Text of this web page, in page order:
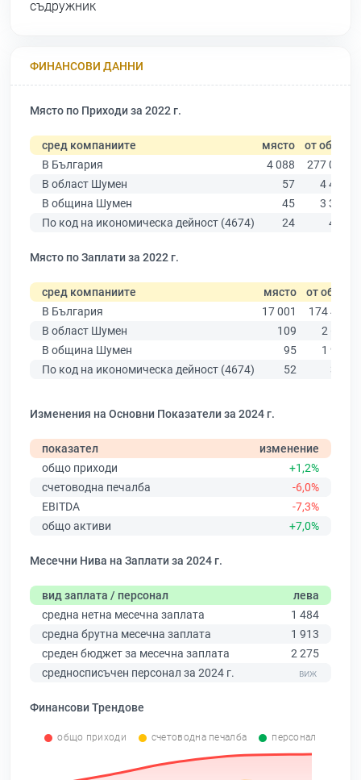
съдружник
ФИНАНСОВИ ДАННИ
Място по Приходи за 2022 г.
сред компаниите място от общо
В България
4 088
277 019
В област Шумен
57
4 480
В община Шумен
45
3 331
По код на икономическа дейност (4674)
24 400
Място по Заплати за 2022 г.
сред компаниите място от общо
В България
17 001
174 403
В област Шумен
109
2 635
В община Шумен
95
1 963
По код на икономическа дейност (4674)
52 305
Изменения на Основни Показатели за 2024 г.
показател
изменение
общо приходи
+1,2%
счетоводна печалба
-6,0%
EBITDA
-7,3%
общо активи
+7,0%
Месечни Нива на Заплати за 2024 г.
вид заплата / персонал
лева
средна нетна месечна заплата
1 484
средна брутна месечна заплата
1 913
среден бюджет за месечна заплата
2 275
средносписъчен персонал за 2024 г.
Финансови Трендове
общо приходи счетоводна печалба персонал